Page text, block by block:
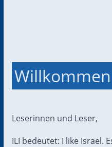
Leserinnen und Leser,
ILI bedeutet: I like Israel.